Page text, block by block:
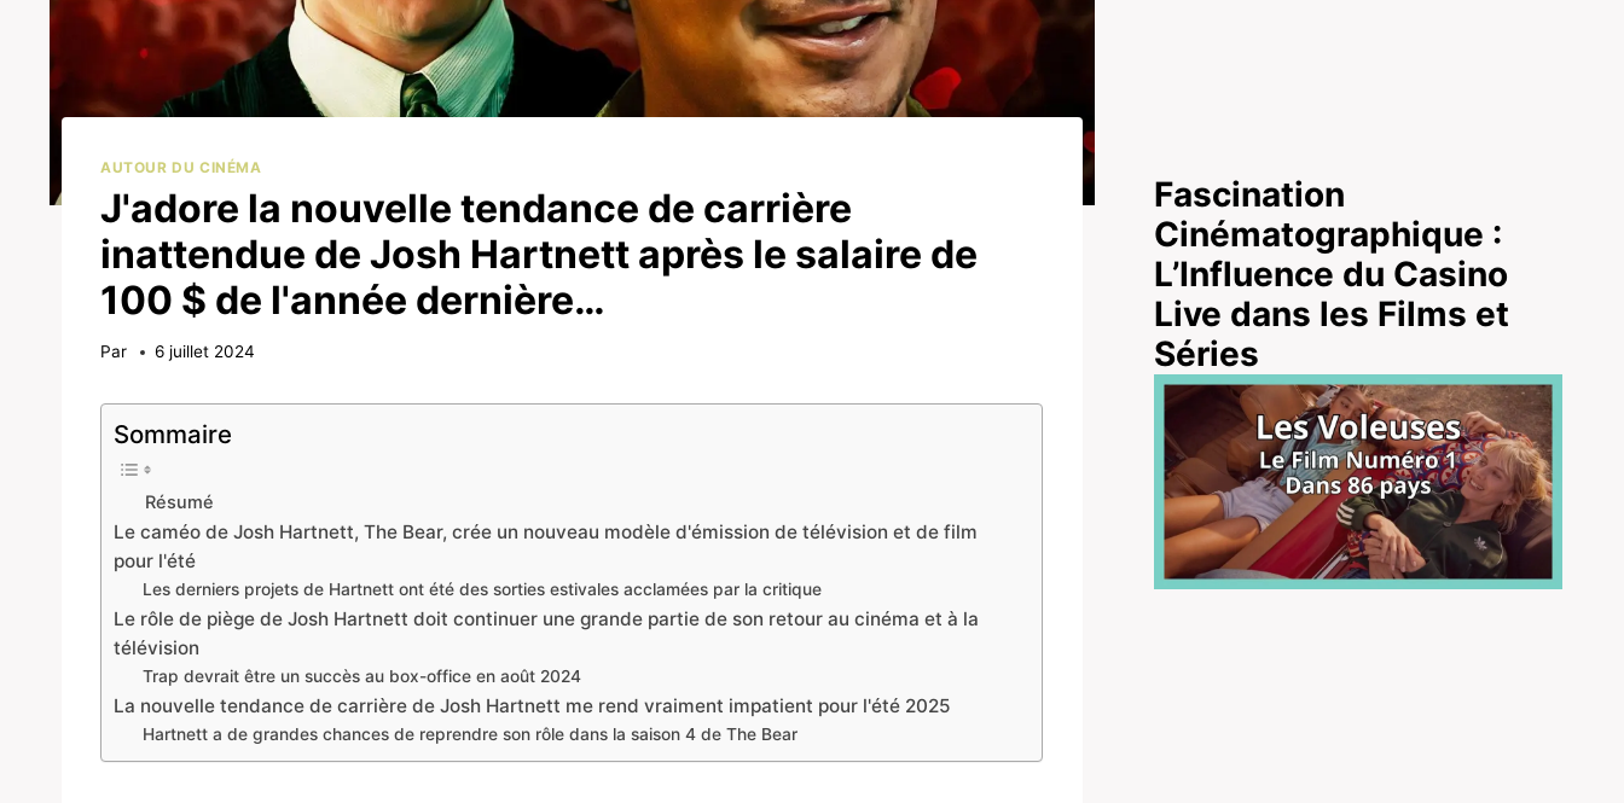
AUTOUR DU CINÉMA
J'adore la nouvelle tendance de carrière
inattendue de Josh Hartnett après le salaire de
100 $ de l'année dernière…
Par 6 juillet 2024
Sommaire
Résumé
Le caméo de Josh Hartnett, The Bear, crée un nouveau modèle d'émission de télévision et de film
pour l'été
Les derniers projets de Hartnett ont été des sorties estivales acclamées par la critique
Le rôle de piège de Josh Hartnett doit continuer une grande partie de son retour au cinéma et à la
télévision
Trap devrait être un succès au box-office en août 2024
La nouvelle tendance de carrière de Josh Hartnett me rend vraiment impatient pour l'été 2025
Hartnett a de grandes chances de reprendre son rôle dans la saison 4 de The Bear
Fascination
Cinématographique :
L’Influence du Casino
Live dans les Films et
Séries